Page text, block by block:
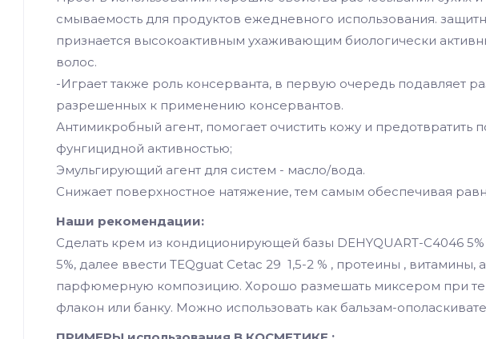
смываемость для продуктов ежедневного использования.
признается высокоактивным ухаживающим биологически
волос.
-Играет также роль консерванта, в первую очередь подавляет
разрешенных к применению консервантов.
Антимикробный агент, помогает очистить кожу и
фунгицидной активностью;
Эмульгирующий агент для систем - масло/вода.
Снижает поверхностное натяжение, тем самым обеспечивая
Наши рекомендации:
Сделать крем из кондиционирующей базы DEHYQUART-C4046
5%, далее ввести TEQguat Cetac 29 1,5-2 % , протеины ,
парфюмерную композицию. Хорошо размешать миксером при
флакон или банку. Можно использовать как бальзам-